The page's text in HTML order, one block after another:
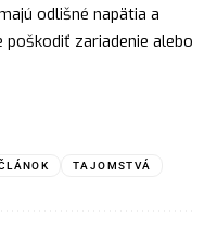
odlišné napätia a
zariadenie alebo
TAJOMSTVÁ